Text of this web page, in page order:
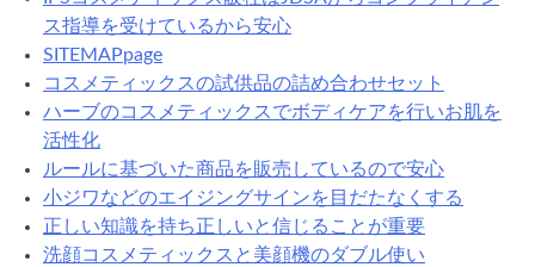
ス指導を受けているから安心
SITEMAPpage
コスメティックスの試供品の詰め合わせセット
ハーブのコスメティックスでボディケアを行いお肌を
活性化
ルールに基づいた商品を販売しているので安心
小ジワなどのエイジングサインを目だたなくする
正しい知識を持ち正しいと信じることが重要
洗顔コスメティックスと美顔機のダブル使い